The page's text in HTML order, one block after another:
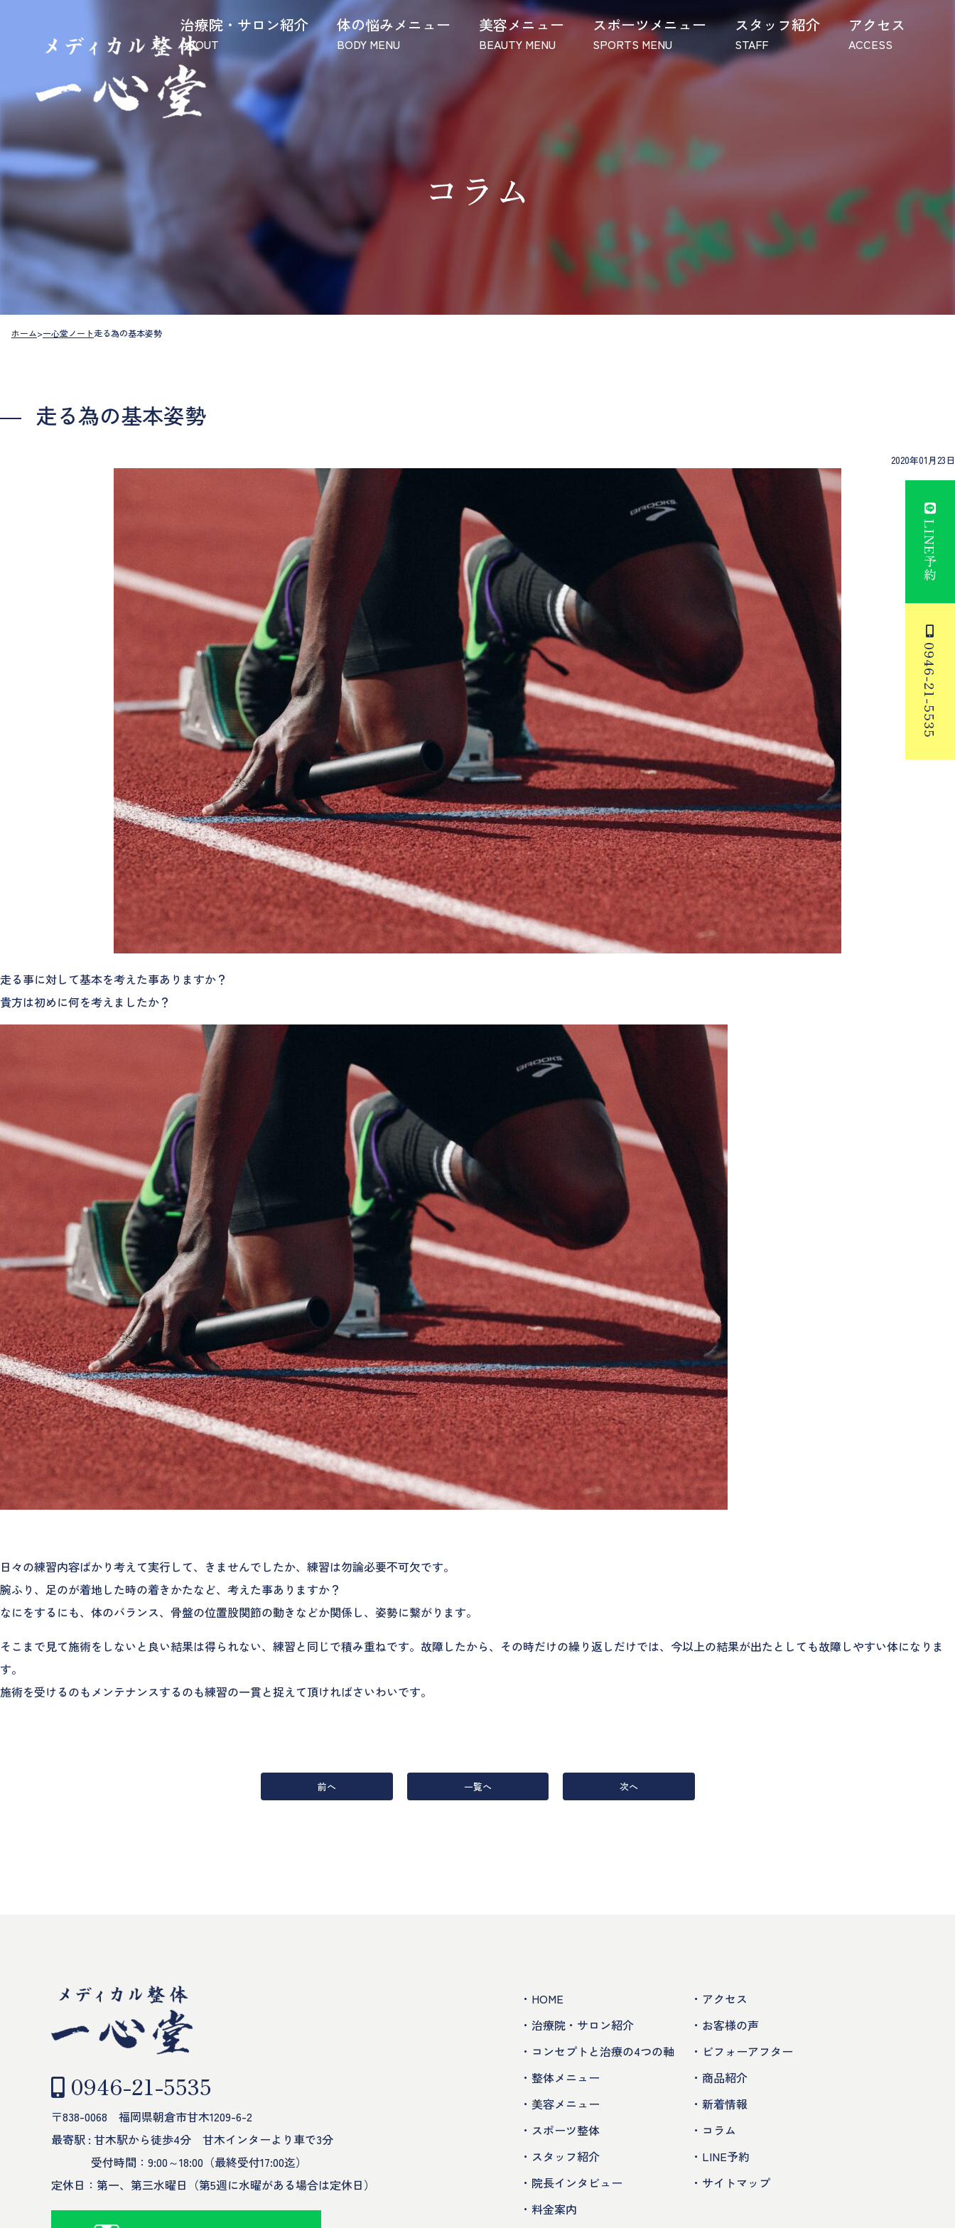
治療院・サロン紹介
ABOUT
体の悩みメニュー
BODY MENU
美容メニュー
BEAUTY MENU
スポーツメニュー
SPORTS MENU
スタッフ紹介
STAFF
アクセス
ACCESS
LINE予約
0946-21-5535
コラム
ホーム>一心堂ノート走る為の基本姿勢
走る為の基本姿勢
2020年01月23日
走る事に対して基本を考えた事ありますか？
貴方は初めに何を考えましたか？
日々の練習内容ばかり考えて実行して、きませんでしたか、練習は勿論必要不可欠です。
腕ふり、足のが着地した時の着きかたなど、考えた事ありますか？
なにをするにも、体のバランス、骨盤の位置股関節の動きなどか関係し、姿勢に繋がります。
そこまで見て施術をしないと良い結果は得られない、練習と同じで積み重ねです。故障したから、その時だけの繰り返しだけでは、今以上の結果が出たとしても故障しやすい体になりま
す。
施術を受けるのもメンテナンスするのも練習の一貫と捉えて頂ければさいわいです。
前へ 一覧へ 次へ
0946-21-5535
〒838-0068 福岡県朝倉市甘木1209-6-2
最寄駅 : 甘木駅から徒歩4分 甘木インターより車で3分
受付時間：9:00～18:00（最終受付17:00迄）
定休日：第一、第三水曜日（第5週に水曜がある場合は定休日）
・HOME
・治療院・サロン紹介
・コンセプトと治療の4つの軸
・整体メニュー
・美容メニュー
・スポーツ整体
・スタッフ紹介
・院長インタビュー
・料金案内
・アクセス
・お客様の声
・ビフォーアフター
・商品紹介
・新着情報
・コラム
・LINE予約
・サイトマップ